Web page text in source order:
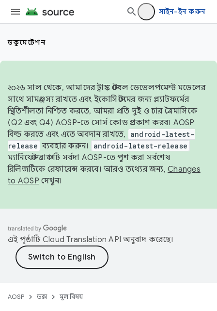
সাইন-ইন করুন
ডকুমেন্টেশন
২০২৬ সাল থেকে, আমাদের ট্রাঙ্ক স্টেবল ডেভেলপমেন্ট মডেলের
সাথে সামঞ্জস্য রাখতে এবং ইকোসিস্টেমের জন্য প্ল্যাটফর্মের
স্থিতিশীলতা নিশ্চিত করতে, আমরা প্রতি দুই ও চার ত্রৈমাসিকে
(Q2 এবং Q4) AOSP-তে সোর্স কোড প্রকাশ করব। AOSP
বিল্ড করতে এবং এতে অবদান রাখতে,
android-latest-
release ব্যবহার করুন। android-latest-release
ম্যানিফেস্ট ব্রাঞ্চটি সর্বদা AOSP-তে পুশ করা সর্বশেষ
রিলিজটিকে রেফারেন্স করবে। আরও তথ্যের জন্য, Changes
to AOSP দেখুন।
এই পৃষ্ঠাটি Cloud Translation API অনুবাদ করেছে।
AOSP ডক্স মূল বিষয়